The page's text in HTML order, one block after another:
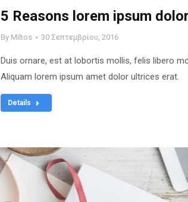
5 Reasons lorem ipsum dolor
By Miltos 30 Σεπτεμβρίου, 2016
Duis ornare, est at lobortis mollis, felis libero
Aliquam lorem ipsum amet dolor ultrices erat.
Details